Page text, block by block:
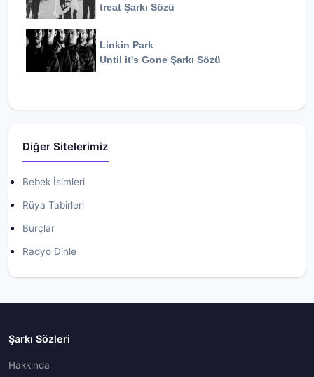
treat Şarkı Sözü
Linkin Park
Until it's Gone Şarkı Sözü
Diğer Sitelerimiz
Bebek İsimleri
Rüya Tabirleri
Burçlar
Radyo Dinle
Şarkı Sözleri
Hakkında